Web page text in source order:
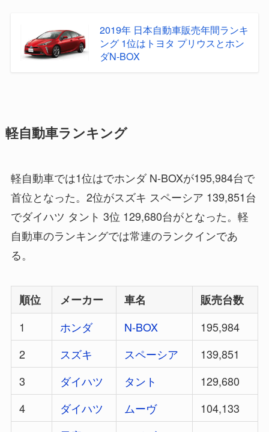
2019年 日本自動車販売年間ランキ
ング 1位はトヨタ プリウスとホン
ダN-BOX
軽自動車ランキング
軽自動車では1位はでホンダ N-BOXが195,984台で
首位となった。2位がスズキ スペーシア 139,851台
でダイハツ タント 3位 129,680台がとなった。軽
自動車のランキングでは常連のランクインであ
る。
順位 メーカー 車名
販売台数
1
ホンダ N-BOX
195,984
2
スズキ スペーシア
139,851
3
ダイハツ タント
129,680
4
ダイハツ ムーヴ
104,133